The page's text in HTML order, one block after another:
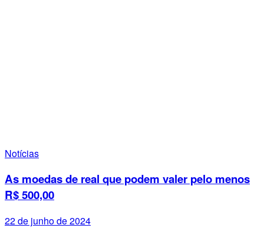
Notícias
As moedas de real que podem valer pelo menos
R$ 500,00
22 de junho de 2024